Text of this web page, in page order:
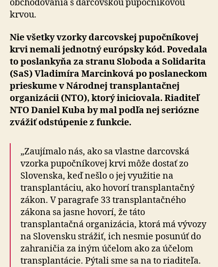
by
obchodovania s darcovskou pupočníkovou
krvou.
Nie všetky vzorky darcovskej pupočníkovej
krvi nemali jednotný európsky kód. Povedala
to poslankyňa za stranu Sloboda a Solidarita
(SaS) Vladimíra Marcinková po poslaneckom
prieskume v Národnej transplantačnej
organizácii (NTO), ktorý iniciovala. Riaditeľ
NTO Daniel Kuba by mal podľa nej seriózne
zvážiť odstúpenie z funkcie.
„Zaujímalo nás, ako sa vlastne darcovská
vzorka pupočníkovej krvi môže dostať zo
Slovenska, keď nešlo o jej využitie na
transplantáciu, ako hovorí transplantačný
zákon. V paragrafe 33 transplantačného
zákona sa jasne hovorí, že táto
transplantačná organizácia, ktorá má vývozy
na Slovensku strážiť, ich nesmie posunúť do
zahraničia za iným účelom ako za účelom
transplantácie. Pýtali sme sa na to riaditeľa.